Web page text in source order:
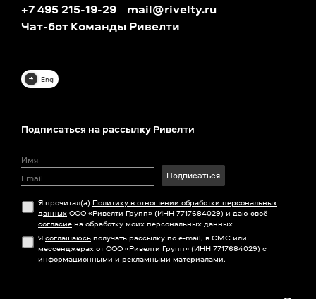
+7 495 215-19-29
mail@rivelty.ru
Чат-бот Команды Ривелти
Eng
Подписаться на рассылку Ривелти
Подписаться
Я прочитал(а) Политику в отношении обработки персональных
данных ООО «Ривелти Групп» (ИНН 7717684029) и даю своё
согласие на обработку моих персональных данных
Я соглашаюсь получать рассылку по e-mail, в СМС или
мессенджерах от ООО «Ривелти Групп» (ИНН 7717684029) с
информационными и рекламными материалами.